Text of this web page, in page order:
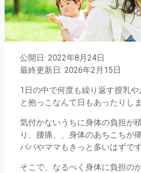
公開日: 2022年8月24日
最終更新日: 2026年2月15日
1日の中で何度も繰り返す授乳
と抱っこなんて日もあったりし
気付かないうちに身体の負担が
り、腰痛、、身体のあちこちが
パパやママもきっと多いはずです
そこで、なるべく身体に負担の